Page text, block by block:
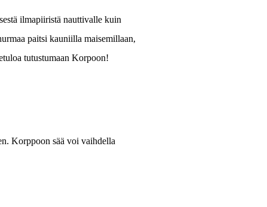
ilmapiiristä nauttivalle kuin
paitsi kauniilla maisemillaan,
tutustumaan Korpoon!
Korppoon sää voi vaihdella